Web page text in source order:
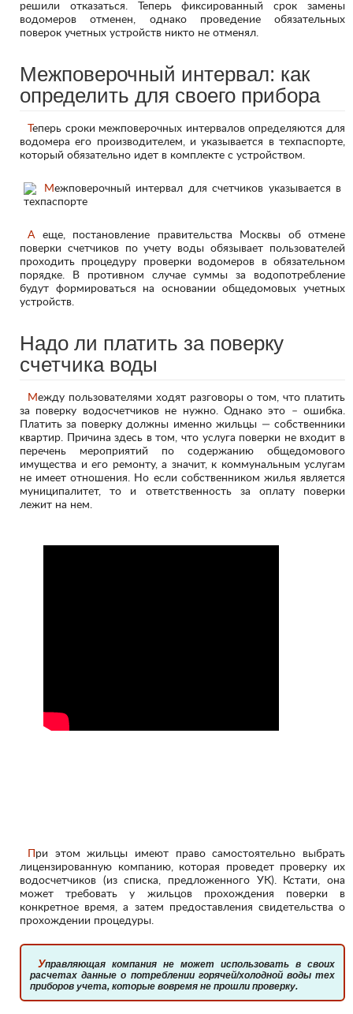
решили отказаться. Теперь фиксированный срок замены
водомеров отменен, однако проведение обязательных
поверок учетных устройств никто не отменял.
Межповерочный интервал: как
определить для своего прибора
водомера его производителем, и указывается в техпаспорте,
который обязательно идет в комплекте с устройством.
А еще, постановление правительства Москвы об отмене
поверки счетчиков по учету воды обязывает пользователей
проходить процедуру проверки водомеров в обязательном
порядке. В противном случае суммы за водопотребление
будут формироваться на основании общедомовых учетных
устройств.
Надо ли платить за поверку
счетчика воды
Между пользователями ходят разговоры о том, что платить
за поверку водосчетчиков не нужно. Однако это – ошибка.
Платить за поверку должны именно жильцы — собственники
квартир. Причина здесь в том, что услуга поверки не входит в
перечень мероприятий по содержанию общедомового
имущества и его ремонту, а значит, к коммунальным услугам
не имеет отношения. Но если собственником жилья является
муниципалитет, то и ответственность за оплату поверки
лежит на нем.
лицензированную компанию, которая проведет проверку их
водосчетчиков (из списка, предложенного УК). Кстати, она
может требовать у жильцов прохождения поверки в
конкретное время, а затем предоставления свидетельства о
прохождении процедуры.
Управляющая компания не может использовать в своих
расчетах данные о потреблении горячей/холодной воды тех
приборов учета, которые вовремя не прошли проверку.